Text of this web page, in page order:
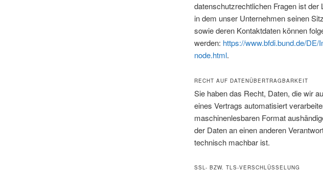
datenschutzrechtlichen Fragen ist
in dem unser Unternehmen seinen
sowie deren Kontaktdaten können
werden: https://www.bfdi.bund.de/
node.html.
RECHT AUF DATENÜBERTRAGBARKEIT
Sie haben das Recht, Daten, die wir
eines Vertrags automatisiert
maschinenlesbaren Format
der Daten an einen anderen
technisch machbar ist.
SSL- BZW. TLS-VERSCHLÜSSELUNG